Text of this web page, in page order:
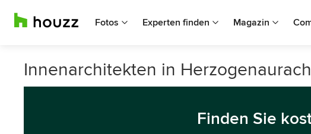
Fotos Experten finden Magazin
Innenarchitekten in Herzogenaurach
Finden Sie